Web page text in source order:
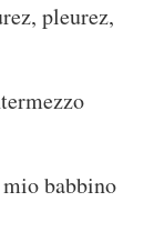
pleurez,
babbino